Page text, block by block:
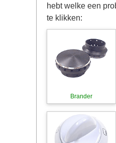
hebt welke een
te klikken:
Brander